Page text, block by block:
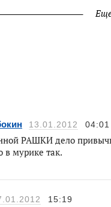
13.01.2012 04:01
РАШКИ дело
в мурике так.
15:19